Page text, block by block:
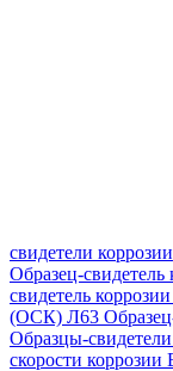
свидетели коррозии
Образец-
свидетель
(ОСК) Л63
Образцы-
скорости коррозии